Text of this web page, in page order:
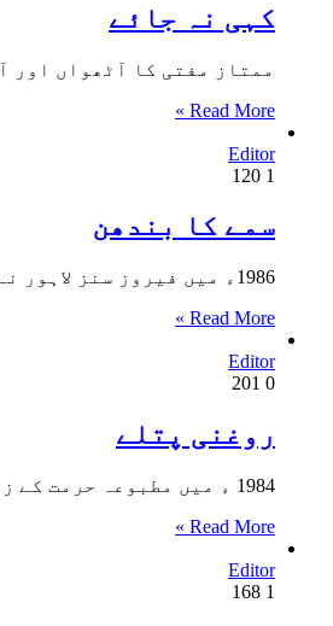
کہی نہ جائے
ممتاز مفتی کا آٹھواں اور آخری
Read More »
Editor
1
سمے کا بندھن
1986ء میں فیروز سنز لاہور نے ممتاز مفتی کا ساتواں افسانوی مجموعہ سمے کے بندھن شائع کیا۔ سمے کا بندھن…
Read More »
Editor
0
روغنی پتلے
1984 ء میں مطبوعہ حرمت کے زیر اہتمام شائع ہونے والا ممتاز مفتی کا چٹھا افسانوی مجموعہ انیس برس کے…
Read More »
Editor
1